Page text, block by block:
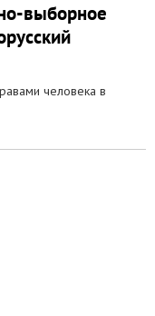
выборное
человека в